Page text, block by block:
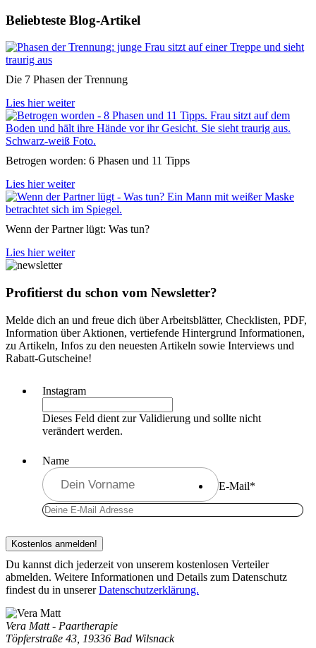
Beliebteste Blog-Artikel
Die 7 Phasen der Trennung
Lies hier weiter
Betrogen worden: 6 Phasen und 11 Tipps
Lies hier weiter
Wenn der Partner lügt: Was tun?
Lies hier weiter
Profitierst du schon vom Newsletter?
Melde dich an und freue dich über Arbeitsblätter, Checklisten, PDF,
Information über Aktionen, vertiefende Hintergrund Informationen,
zu Artikeln, Infos zu den neuesten Artikeln sowie Interviews und
Rabatt-Gutscheine!
Instagram
Dieses Feld dient zur Validierung und sollte nicht
verändert werden.
Name
E-Mail*
Du kannst dich jederzeit von unserem kostenlosen Verteiler
abmelden. Weitere Informationen und Details zum Datenschutz
findest du in unsererDatenschutzerklärung.
Vera Matt - Paartherapie
Töpferstraße 43, 19336 Bad Wilsnack